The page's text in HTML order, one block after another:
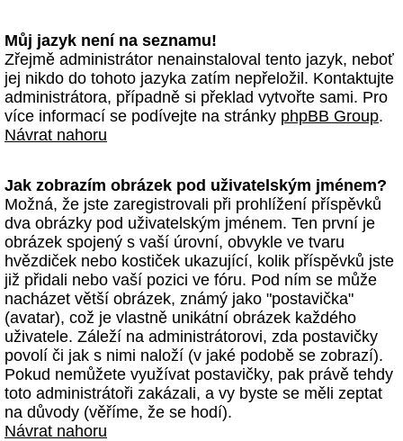
Můj jazyk není na seznamu!
Zřejmě administrátor nenainstaloval tento jazyk, neboť
jej nikdo do tohoto jazyka zatím nepřeložil. Kontaktujte
administrátora, případně si překlad vytvořte sami. Pro
více informací se podívejte na stránky phpBB Group.
Návrat nahoru
Jak zobrazím obrázek pod uživatelským jménem?
Možná, že jste zaregistrovali při prohlížení příspěvků
dva obrázky pod uživatelským jménem. Ten první je
obrázek spojený s vaší úrovní, obvykle ve tvaru
hvězdiček nebo kostiček ukazující, kolik příspěvků jste
již přidali nebo vaší pozici ve fóru. Pod ním se může
nacházet větší obrázek, známý jako "postavička"
(avatar), což je vlastně unikátní obrázek každého
uživatele. Záleží na administrátorovi, zda postavičky
povolí či jak s nimi naloží (v jaké podobě se zobrazí).
Pokud nemůžete využívat postavičky, pak právě tehdy
toto administrátoři zakázali, a vy byste se měli zeptat
na důvody (věříme, že se hodí).
Návrat nahoru